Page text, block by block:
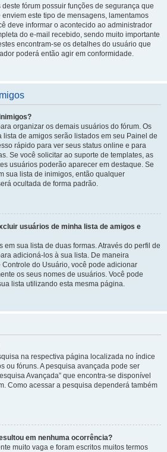
fórum possuir funções de segurança que
este tipo de mensagens, lamentamos
deve informar o acontecido ao administrador
do e-mail recebido, sendo muito importante
encontram-se os detalhes do usuário que
poderá então agir em conformidade.
organizar os demais usuários do fórum. Os
de amigos serão listados em seu Painel de
rápido para ver seus status online e para
Se você solicitar ao suporte de templates, as
usuários poderão aparecer em destaque. Se
sua lista de inimigos, então qualquer
ocultada de forma padrão.
usuários de minha lista de amigos e
em sua lista de duas formas. Através do perfil de
adicioná-los à sua lista. De maneira
do Usuário, você pode adicionar
os seus nomes de usuários. Você pode
lista utilizando esta mesma página.
na respectiva página localizada no índice
ou fóruns. A pesquisa avançada pode ser
Avançada” que encontra-se disponível
Como acessar a pesquisa dependerá também
em nenhuma ocorrência?
muito vaga e foram escritos muitos termos